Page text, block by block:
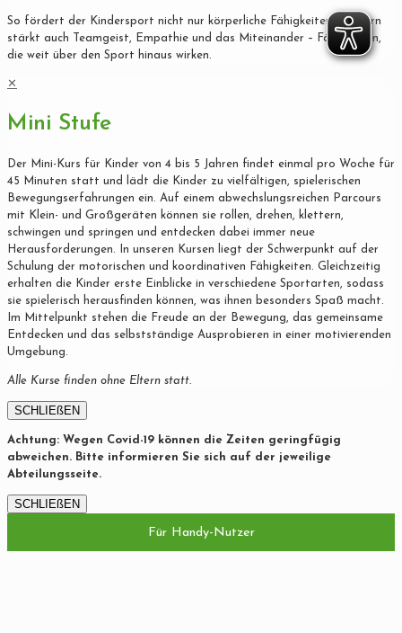
So fördert der Kindersport nicht nur körperliche Fähigkeiten, sondern
stärkt auch Teamgeist, Empathie und das Miteinander – Fähigkeiten,
die weit über den Sport hinaus wirken.
✕
Mini Stufe
Der Mini-Kurs für Kinder von 4 bis 5 Jahren findet einmal pro Woche für
45 Minuten statt und lädt die Kinder zu vielfältigen, spielerischen
Bewegungserfahrungen ein. Auf einem abwechslungsreichen Parcours
mit Klein- und Großgeräten können sie rollen, drehen, klettern,
schwingen und springen und entdecken dabei immer neue
Herausforderungen. In unseren Kursen liegt der Schwerpunkt auf der
Schulung der motorischen und koordinativen Fähigkeiten. Gleichzeitig
erhalten die Kinder erste Einblicke in verschiedene Sportarten, sodass
sie spielerisch herausfinden können, was ihnen besonders Spaß macht.
Im Mittelpunkt stehen die Freude an der Bewegung, das gemeinsame
Entdecken und das selbstständige Ausprobieren in einer motivierenden
Umgebung.
Alle Kurse finden ohne Eltern statt.
SCHLIEßEN
Achtung: Wegen Covid-19 können die Zeiten geringfügig
abweichen. Bitte informieren Sie sich auf der jeweilige
Abteilungsseite.
SCHLIEßEN
Für Handy-Nutzer